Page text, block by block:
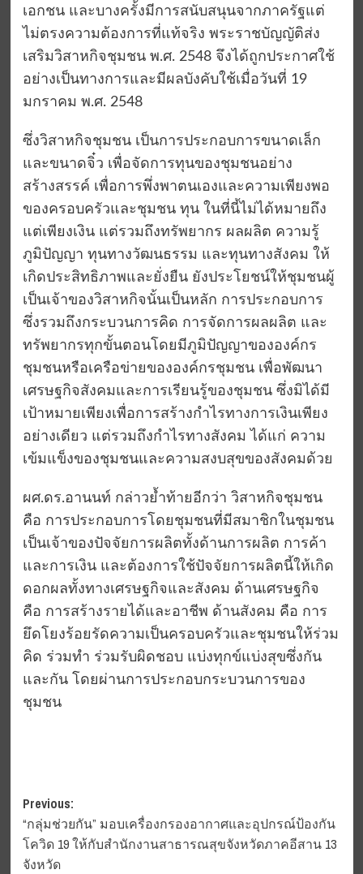
เอกชน และบางครั้งมีการสนับสนุนจากภาครัฐแต่
ไม่ตรงความต้องการที่แท้จริง พระราชบัญญัติส่ง
เสริมวิสาหกิจชุมชน พ.ศ. 2548 จึงได้ถูกประกาศใช้
อย่างเป็นทางการและมีผลบังคับใช้เมื่อวันที่ 19
มกราคม พ.ศ. 2548
ซึ่งวิสาหกิจชุมชน เป็นการประกอบการขนาดเล็ก
และขนาดจิ๋ว เพื่อจัดการทุนของชุมชนอย่าง
สร้างสรรค์ เพื่อการพึ่งพาตนเองและความเพียงพอ
ของครอบครัวและชุมชน ทุน ในที่นี้ไม่ได้หมายถึง
แต่เพียงเงิน แต่รวมถึงทรัพยากร ผลผลิต ความรู้
ภูมิปัญญา ทุนทางวัฒนธรรม และทุนทางสังคม ให้
เกิดประสิทธิภาพและยั่งยืน ยังประโยชน์ให้ชุมชนผู้
เป็นเจ้าของวิสาหกิจนั้นเป็นหลัก การประกอบการ
ซึ่งรวมถึงกระบวนการคิด การจัดการผลผลิต และ
ทรัพยากรทุกขั้นตอนโดยมีภูมิปัญญาขององค์กร
ชุมชนหรือเครือข่ายขององค์กรชุมชน เพื่อพัฒนา
เศรษฐกิจสังคมและการเรียนรู้ของชุมชน ซึ่งมิได้มี
เป้าหมายเพียงเพื่อการสร้างกำไรทางการเงินเพียง
อย่างเดียว แต่รวมถึงกำไรทางสังคม ได้แก่ ความ
เข้มแข็งของชุมชนและความสงบสุขของสังคมด้วย
ผศ.ดร.อานนท์ กล่าวย้ำท้ายอีกว่า วิสาหกิจชุมชน
คือ การประกอบการโดยชุมชนที่มีสมาชิกในชุมชน
เป็นเจ้าของปัจจัยการผลิตทั้งด้านการผลิต การค้า
และการเงิน และต้องการใช้ปัจจัยการผลิตนี้ให้เกิด
ดอกผลทั้งทางเศรษฐกิจและสังคม ด้านเศรษฐกิจ
คือ การสร้างรายได้และอาชีพ ด้านสังคม คือ การ
ยึดโยงร้อยรัดความเป็นครอบครัวและชุมชนให้ร่วม
คิด ร่วมทำ ร่วมรับผิดชอบ แบ่งทุกข์แบ่งสุขซึ่งกัน
และกัน โดยผ่านการประกอบกระบวนการของ
ชุมชน
Post
navigation
Previous:
“กลุ่มช่วยกัน” มอบเครื่องกรองอากาศและอุปกรณ์ป้องกัน
โควิด 19 ให้กับสำนักงานสาธารณสุขจังหวัดภาคอีสาน 13
จังหวัด